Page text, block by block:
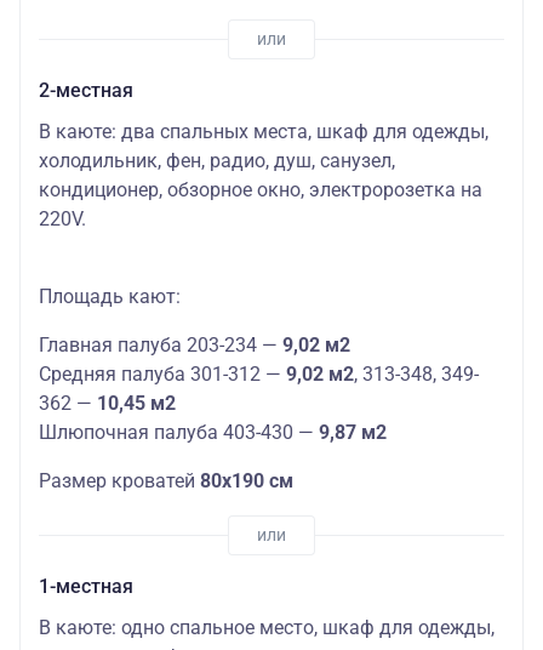
2-местная
В каюте: два спальных места, шкаф для одежды,
холодильник, фен, радио, душ, санузел,
кондиционер, обзорное окно, электророзетка на
220V.
Площадь кают:
Главная палуба 203-234 — 9,02 м2
Средняя палуба 301-312 — 9,02 м2, 313-348, 349-
362 — 10,45 м2
Шлюпочная палуба 403-430 — 9,87 м2
Размер кроватей 80х190 см
1-местная
В каюте: одно спальное место, шкаф для одежды,